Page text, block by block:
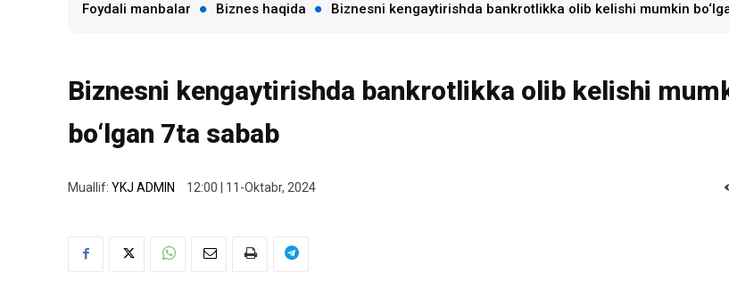
Foydali manbalar Biznes haqida Biznesni kengaytirishda bankrotlikka olib kelishi mumkin
Biznesni kengaytirishda bankrotlikka olib kelishi
bo‘lgan 7ta sabab
Muallif: YKJ ADMIN 12:00 | 11-Oktabr, 2024